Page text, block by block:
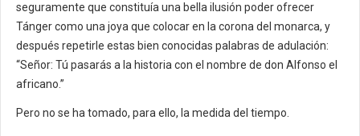
seguramente que constituía una bella ilusión poder ofrecer
Tánger como una joya que colocar en la corona del monarca, y
después repetirle estas bien conocidas palabras de adulación:
“Señor: Tú pasarás a la historia con el nombre de don Alfonso el
africano.”
Pero no se ha tomado, para ello, la medida del tiempo.